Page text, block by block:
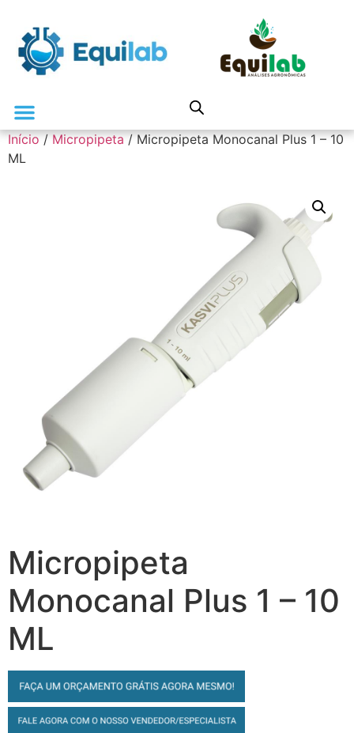
Início/Micropipeta/ Micropipeta Monocanal Plus 1 – 10
ML
Micropipeta
Monocanal Plus 1 – 10
ML